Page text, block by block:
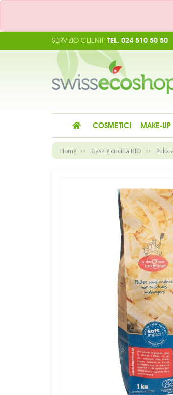
SERVIZIO CLIENTI: TEL. 024 510 50 50
COSMETICI MAKE-UP
Home Casa e cucina BIO